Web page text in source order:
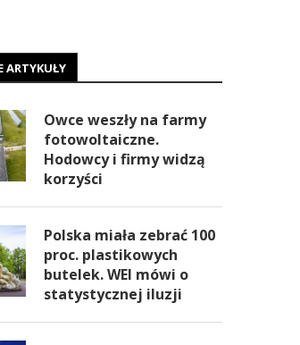
ARTYKUŁY
Owce weszły na farmy
fotowoltaiczne.
Hodowcy i firmy widzą
korzyści
Polska miała zebrać 100
proc. plastikowych
butelek. WEI mówi o
statystycznej iluzji